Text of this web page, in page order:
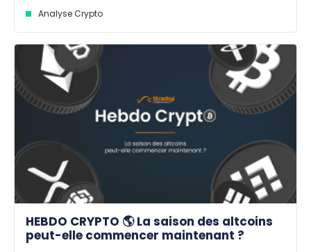
Analyse Crypto
HEBDO CRYPTO 🌎 La saison des altcoins
peut-elle commencer maintenant ?